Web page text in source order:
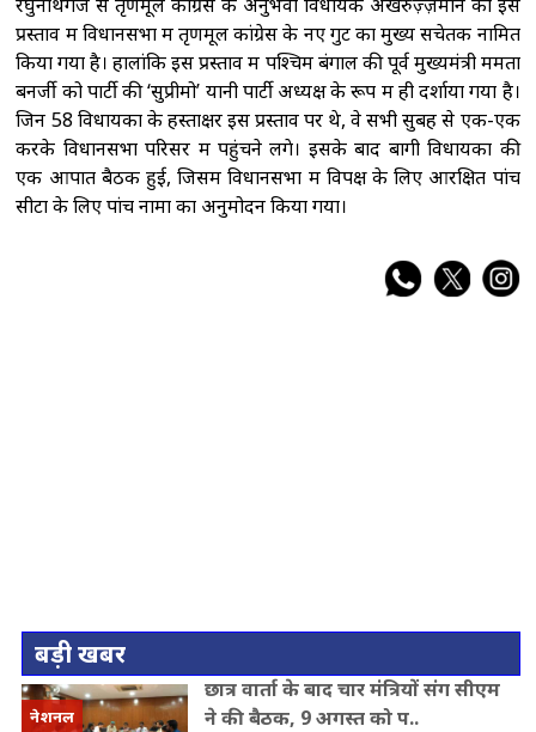
प्रस्ताव में विधानसभा में तृणमूल कांग्रेस के नए गुट का मुख्य सचेतक नामित
किया गया है। हालांकि इस प्रस्ताव में पश्चिम बंगाल की पूर्व मुख्यमंत्री ममता
बनर्जी को पार्टी की ‘सुप्रीमो’ यानी पार्टी अध्यक्ष के रूप में ही दर्शाया गया है।
जिन 58 विधायकों के हस्ताक्षर इस प्रस्ताव पर थे, वे सभी सुबह से एक-एक
करके विधानसभा परिसर में पहुंचने लगे। इसके बाद बागी विधायकों की
एक आपात बैठक हुई, जिसमें विधानसभा में विपक्ष के लिए आरक्षित पांच
सीटों के लिए पांच नामों का अनुमोदन किया गया।
बड़ी खबर
नेशनल
छात्र वार्ता के बाद चार मंत्रियों संग सीएम
ने की बैठक, 9 अगस्त को प..